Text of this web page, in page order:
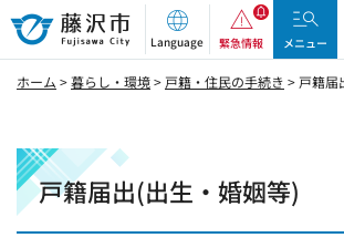
藤沢市
Language 緊急情報 メニュー
ホーム >暮らし・環境> 戸籍・住民の手続き > 戸籍届
戸籍届出(出生・婚姻等)